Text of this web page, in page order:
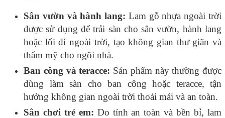
Sân vườn và hành lang: Lam gỗ nhựa ngoài trời
được sử dụng để trải sàn cho sân vườn, hành lang
hoặc lối đi ngoài trời, tạo không gian thư giãn và
thẩm mỹ cho ngôi nhà.
Ban công và teracce: Sản phẩm này thường được
dùng làm sàn cho ban công hoặc teracce, tận
hưởng không gian ngoài trời thoải mái và an toàn.
Sân chơi trẻ em: Do tính an toàn và bền bỉ, lam